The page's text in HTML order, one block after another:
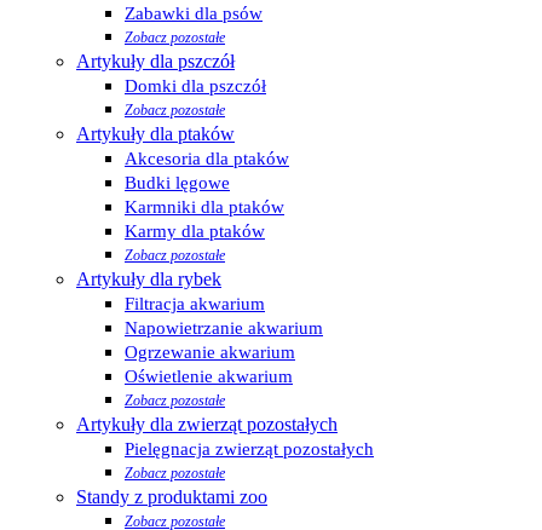
Zabawki dla psów
Zobacz pozostałe
Artykuły dla pszczół
Domki dla pszczół
Zobacz pozostałe
Artykuły dla ptaków
Akcesoria dla ptaków
Budki lęgowe
Karmniki dla ptaków
Karmy dla ptaków
Zobacz pozostałe
Artykuły dla rybek
Filtracja akwarium
Napowietrzanie akwarium
Ogrzewanie akwarium
Oświetlenie akwarium
Zobacz pozostałe
Artykuły dla zwierząt pozostałych
Pielęgnacja zwierząt pozostałych
Zobacz pozostałe
Standy z produktami zoo
Zobacz pozostałe